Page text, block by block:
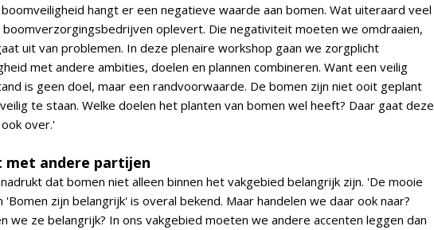
hangt er een negatieve waarde aan bomen. Wat uiteraard veel
oplevert. Die negativiteit moeten we omdraaien,
uit van problemen. In deze plenaire workshop gaan we zorgplicht
met andere ambities, doelen en plannen combineren. Want een veilig
is geen doel, maar een randvoorwaarde. De bomen zijn niet ooit geplant
te staan. Welke doelen het planten van bomen wel heeft? Daar gaat deze
over.'
met andere partijen
dat bomen niet alleen binnen het vakgebied belangrijk zijn. 'De mooie
'Bomen zijn belangrijk' is overal bekend. Maar handelen we daar ook naar?
we ze belangrijk? In ons vakgebied moeten we andere accenten leggen dan